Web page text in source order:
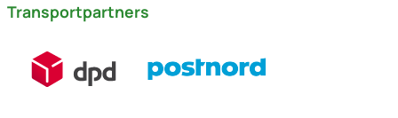
Transportpartners